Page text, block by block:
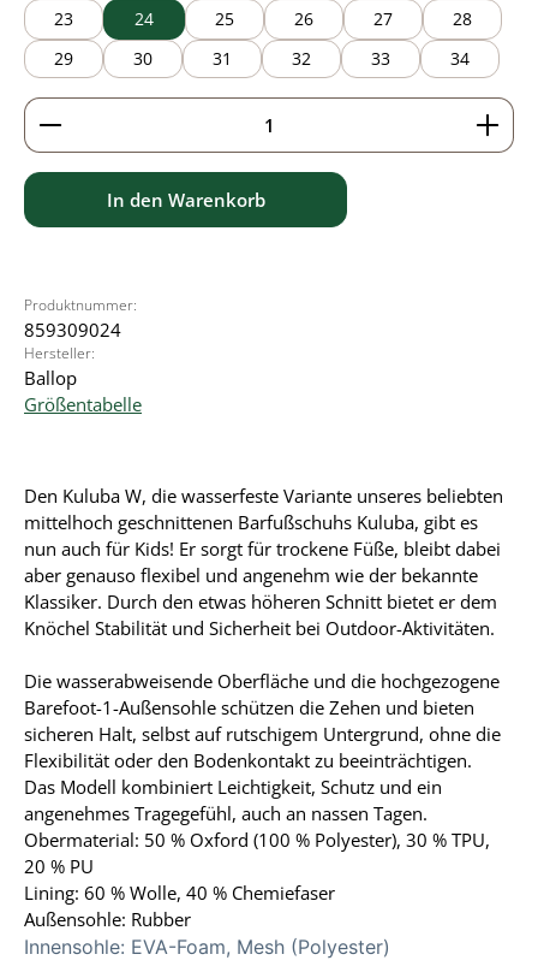
23 24 25 26 27
28
29
30 31 32 33 34
Produkt Anzahl: Gib den gewünschten Wert ein
In den Warenkorb
Produktnummer:
859309024
Hersteller:
Ballop
Größentabelle
Den Kuluba W, die wasserfeste Variante unseres beliebten
mittelhoch geschnittenen Barfußschuhs Kuluba, gibt es
nun auch für Kids! Er sorgt für trockene Füße, bleibt dabei
aber genauso flexibel und angenehm wie der bekannte
Klassiker. Durch den etwas höheren Schnitt bietet er dem
Knöchel Stabilität und Sicherheit bei Outdoor-Aktivitäten.
Die wasserabweisende Oberfläche und die hochgezogene
Barefoot-1-Außensohle schützen die Zehen und bieten
sicheren Halt, selbst auf rutschigem Untergrund, ohne die
Flexibilität oder den Bodenkontakt zu beeinträchtigen.
Das Modell kombiniert Leichtigkeit, Schutz und ein
angenehmes Tragegefühl, auch an nassen Tagen.
Obermaterial: 50 % Oxford (100 % Polyester), 30 % TPU,
20 % PU
Lining: 60 % Wolle, 40 % Chemiefaser
Außensohle: Rubber
Innensohle: EVA-Foam, Mesh (Polyester)